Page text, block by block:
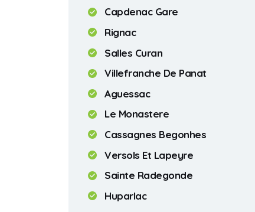
Capdenac Gare
Rignac
Salles Curan
Villefranche De Panat
Aguessac
Le Monastere
Cassagnes Begonhes
Versols Et Lapeyre
Sainte Radegonde
Huparlac